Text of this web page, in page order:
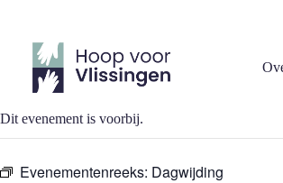
inhoud
« Alle Evenementen
Dit evenement is voorbij.
Evenementenreeks: Dagwijding